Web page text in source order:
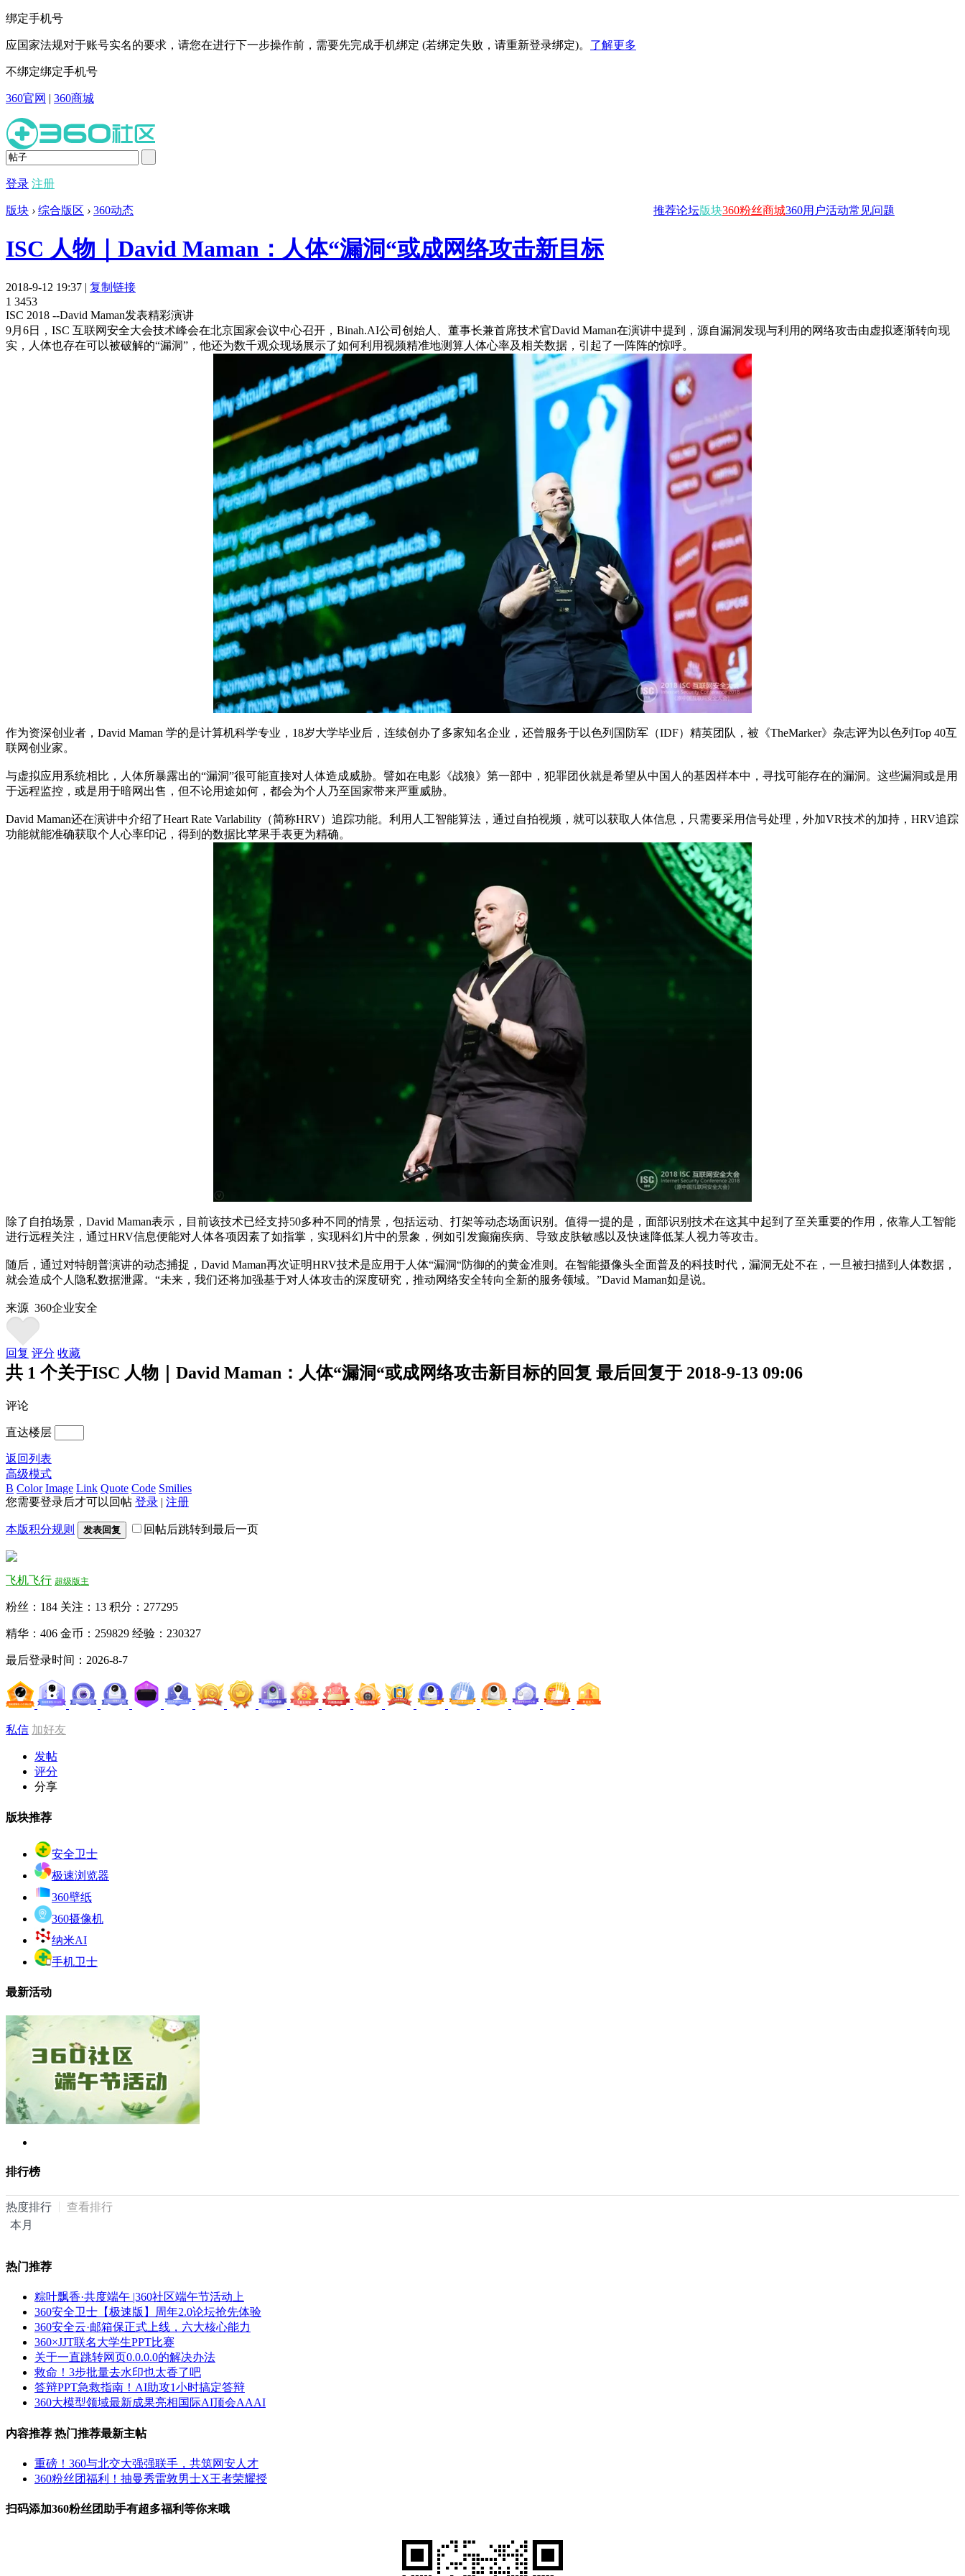
绑定手机号
应国家法规对于账号实名的要求，请您在进行下一步操作前，需要先完成手机绑定 (若绑定失败，请重新登录绑定)。 了解更多
不绑定绑定手机号
360官网 | 360商城
登录 注册
推荐论坛版块360粉丝商城360用户活动常见问题
版块 › 综合版区 › 360动态
ISC 人物｜David Maman：人体“漏洞“或成网络攻击新目标
2018-9-12 19:37 | 复制链接
1 3453
ISC 2018 --David Maman发表精彩演讲
9月6日，ISC 互联网安全大会技术峰会在北京国家会议中心召开，Binah.AI公司创始人、董事长兼首席技术官David Maman在演讲中提到，源自漏洞发现与利用的网络攻击由虚拟逐渐转向现
实，人体也存在可以被破解的“漏洞”，他还为数千观众现场展示了如何利用视频精准地测算人体心率及相关数据，引起了一阵阵的惊呼。
作为资深创业者，David Maman 学的是计算机科学专业，18岁大学毕业后，连续创办了多家知名企业，还曾服务于以色列国防军（IDF）精英团队，被《TheMarker》杂志评为以色列Top 40互
联网创业家。
与虚拟应用系统相比，人体所暴露出的“漏洞”很可能直接对人体造成威胁。譬如在电影《战狼》第一部中，犯罪团伙就是希望从中国人的基因样本中，寻找可能存在的漏洞。这些漏洞或是用
于远程监控，或是用于暗网出售，但不论用途如何，都会为个人乃至国家带来严重威胁。
David Maman还在演讲中介绍了Heart Rate Varlability（简称HRV）追踪功能。利用人工智能算法，通过自拍视频，就可以获取人体信息，只需要采用信号处理，外加VR技术的加持，HRV追踪
功能就能准确获取个人心率印记，得到的数据比苹果手表更为精确。
除了自拍场景，David Maman表示，目前该技术已经支持50多种不同的情景，包括运动、打架等动态场面识别。值得一提的是，面部识别技术在这其中起到了至关重要的作用，依靠人工智能
进行远程关注，通过HRV信息便能对人体各项因素了如指掌，实现科幻片中的景象，例如引发癫痫疾病、导致皮肤敏感以及快速降低某人视力等攻击。
随后，通过对特朗普演讲的动态捕捉，David Maman再次证明HRV技术是应用于人体“漏洞“防御的的黄金准则。在智能摄像头全面普及的科技时代，漏洞无处不在，一旦被扫描到人体数据，
就会造成个人隐私数据泄露。“未来，我们还将加强基于对人体攻击的深度研究，推动网络安全转向全新的服务领域。”David Maman如是说。
来源 360企业安全
回复 评分 收藏
共 1 个关于ISC 人物｜David Maman：人体“漏洞“或成网络攻击新目标的回复 最后回复于 2018-9-13 09:06
评论
直达楼层
返回列表
高级模式
B Color Image Link Quote Code Smilies
您需要登录后才可以回帖 登录 | 注册
本版积分规则 发表回复 回帖后跳转到最后一页
飞机飞行 超级版主
粉丝：184 关注：13 积分：277295
精华：406 金币：259829 经验：230327
最后登录时间：2026-8-7
私信 加好友
发帖
评分
分享
版块推荐
安全卫士
极速浏览器
360壁纸
360摄像机
纳米AI
手机卫士
最新活动
排行榜
热度排行
查看排行
本月
热门推荐
粽叶飘香·共度端午 |360社区端午节活动上
360安全卫士【极速版】周年2.0论坛抢先体验
360安全云·邮箱保正式上线，六大核心能力
360×JJT联名大学生PPT比赛
关于一直跳转网页0.0.0.0的解决办法
救命！3步批量去水印也太香了吧
答辩PPT急救指南！AI助攻1小时搞定答辩
360大模型领域最新成果亮相国际AI顶会AAAI
内容推荐 热门推荐最新主帖
重磅！360与北交大强强联手，共筑网安人才
360粉丝团福利！抽曼秀雷敦男士X王者荣耀授
扫码添加360粉丝团助手有超多福利等你来哦